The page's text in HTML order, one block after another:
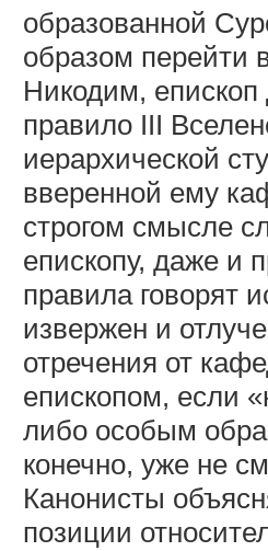
образованной
образом перейти
Никодим, епископ
правило III
иерархической
вверенной ему
строгом смысле
епископу, даже и
правила говорят
извержен и
отречения от
епископом, если
либо особым
конечно, уже не
Канонисты
позиции